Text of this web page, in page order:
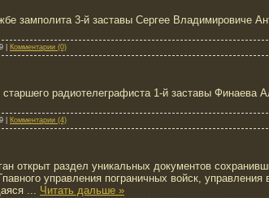
замполита 3-й заставы Сергее Владимировиче
Комментарии (0)
радиотелеграфиста 1-й заставы
Комментарии (4)
открыт раздел уникальных документов
управления пограничных войск,
... Читать дальше »